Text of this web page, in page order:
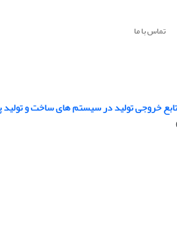
تماس با ما
خروجی تولید در سیستم های ساخت و تولید